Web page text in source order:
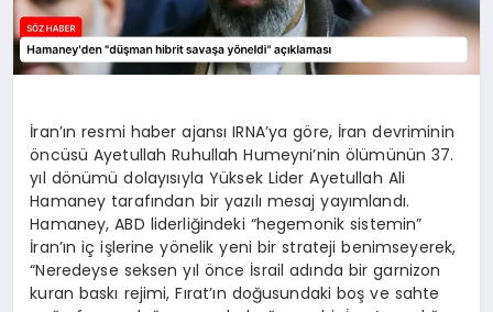
İran’ın resmi haber ajansı IRNA’ya göre, İran devriminin
öncüsü Ayetullah Ruhullah Humeyni’nin ölümünün 37.
yıl dönümü dolayısıyla Yüksek Lider Ayetullah Ali
Hamaney tarafından bir yazılı mesaj yayımlandı.
Hamaney, ABD liderliğindeki “hegemonik sistemin”
İran’ın iç işlerine yönelik yeni bir strateji benimseyerek,
“Neredeyse seksen yıl önce İsrail adında bir garnizon
kuran baskı rejimi, Fırat’ın doğusundaki boş ve sahte